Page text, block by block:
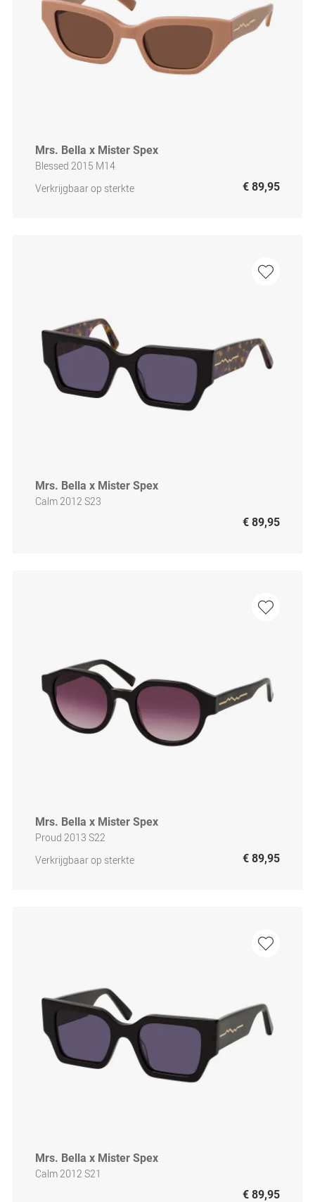
Mrs. Bella x Mister Spex
Blessed 2015 M14
Verkrijgbaar op sterkte
€ 89,95
Mrs. Bella x Mister Spex
Calm 2012 S23
€ 89,95
Mrs. Bella x Mister Spex
Proud 2013 S22
Verkrijgbaar op sterkte
€ 89,95
Mrs. Bella x Mister Spex
Calm 2012 S21
€ 89,95